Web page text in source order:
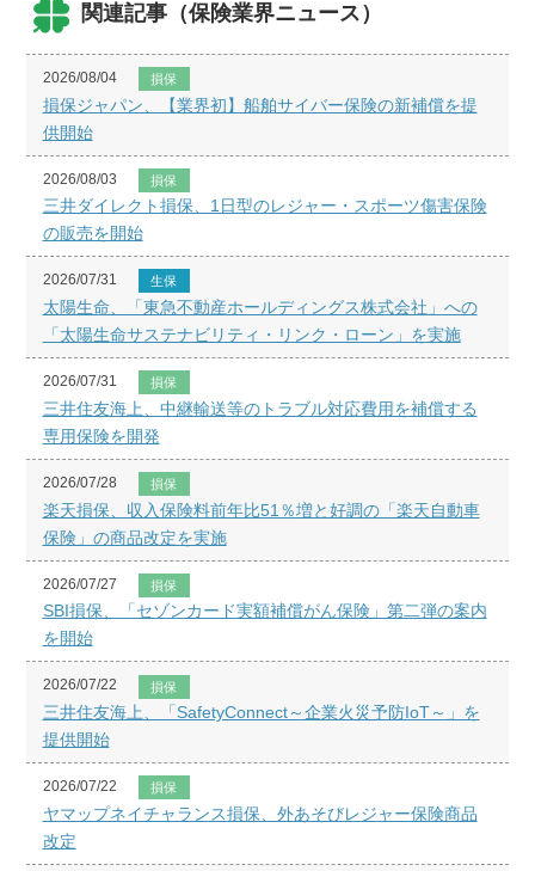
関連記事（保険業界ニュース）
2026/08/04 損保
損保ジャパン、【業界初】船舶サイバー保険の新補償を提
供開始
2026/08/03 損保
三井ダイレクト損保、1日型のレジャー・スポーツ傷害保険
の販売を開始
2026/07/31 生保
太陽生命、「東急不動産ホールディングス株式会社」への
「太陽生命サステナビリティ・リンク・ローン」を実施
2026/07/31 損保
三井住友海上、中継輸送等のトラブル対応費用を補償する
専用保険を開発
2026/07/28 損保
楽天損保、収入保険料前年比51％増と好調の「楽天自動車
保険」の商品改定を実施
2026/07/27 損保
SBI損保、「セゾンカード実額補償がん保険」第二弾の案内
を開始
2026/07/22 損保
三井住友海上、「SafetyConnect～企業火災予防IoT～」を
提供開始
2026/07/22 損保
ヤマップネイチャランス損保、外あそびレジャー保険商品
改定